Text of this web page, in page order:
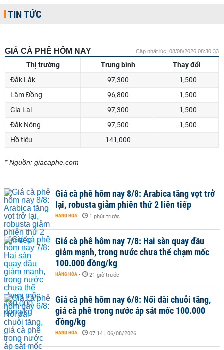
TIN TỨC
GIÁ CÀ PHÊ HÔM NAY Cập nhật lúc: 08/08/2026 08:30:33
Thị trường Trung bình
Thay đổi
Đắk Lắk
97,300
-1,500
Lâm Đồng
96,800
-1,500
Gia Lai
97,300
-1,500
Đắk Nông
97,500
-1,500
Hồ tiêu
141,000
* Nguồn: giacaphe.com
Giá cà phê hôm nay 8/8: Arabica tăng vọt trở
lại, robusta giảm phiên thứ 2 liên tiếp
HÀNG HÓA - 1 phút trước
Giá cà phê hôm nay 7/8: Hai sàn quay đầu
giảm mạnh, trong nước chưa thể chạm mốc
100.000 đồng/kg
HÀNG HÓA - 21 giờ trước
Giá cà phê hôm nay 6/8: Nối dài chuỗi tăng,
giá cà phê trong nước áp sát mốc 100.000
đồng/kg
HÀNG HÓA - 07:14 | 06/08/2026